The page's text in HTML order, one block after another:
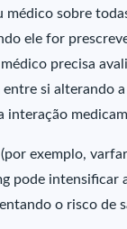
médico sobre
ele for
precisa
entre si alterando
interação
exemplo,
pode intensificar
o risco de